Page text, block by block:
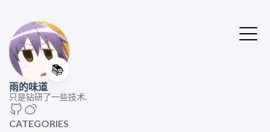
📚
雨的味道
只是钻研了一些技术.
CATEGORIES